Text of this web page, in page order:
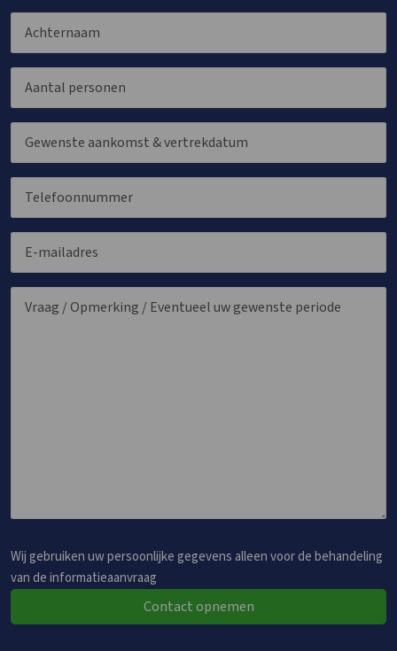
Wij gebruiken uw persoonlijke gegevens alleen voor de behandeling
van de informatieaanvraag
Contact opnemen